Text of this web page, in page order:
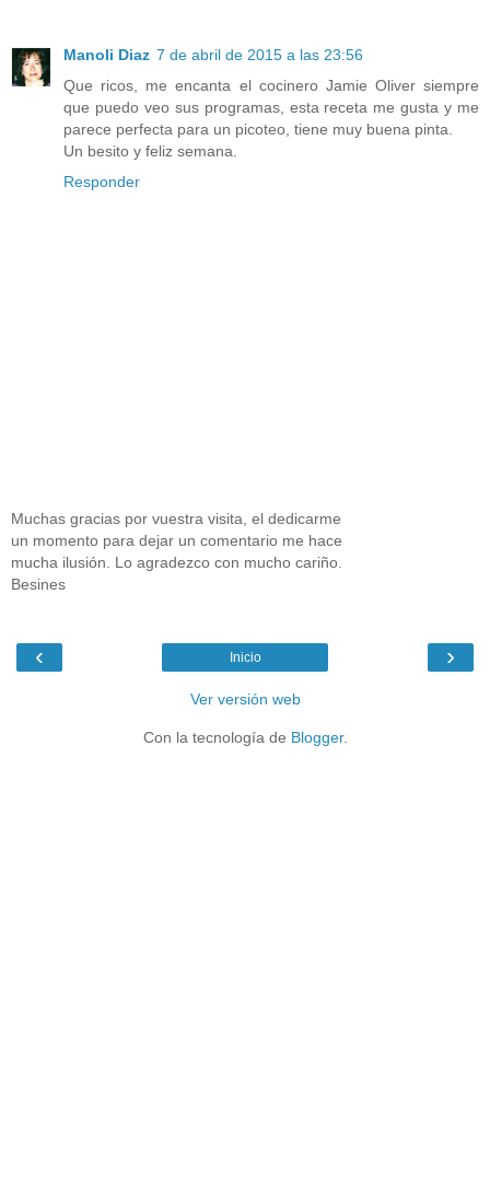
Manoli Diaz 7 de abril de 2015 a las 23:56
Que ricos, me encanta el cocinero Jamie Oliver siempre
que puedo veo sus programas, esta receta me gusta y me
parece perfecta para un picoteo, tiene muy buena pinta.
Un besito y feliz semana.
Responder
Muchas gracias por vuestra visita, el dedicarme
un momento para dejar un comentario me hace
mucha ilusión. Lo agradezco con mucho cariño.
Besines
‹ ›
Inicio
Ver versión web
Con la tecnología de Blogger.